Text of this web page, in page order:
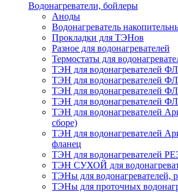
Водонагреватели, бойлеры
Аноды
Водонагреватель
Прокладки для ТЭНов
Разное для водонагревателей
Термостаты для
ТЭН для водонагревателей
ТЭН для водонагревателей
ТЭН для водонагревателей
ТЭН для водонагревателей
ТЭН для водонагревателей
сборе)
ТЭН для водонагревателей
фланец
ТЭН для водонагревателей
ТЭН СУХОЙ для
ТЭНы для водонагревателей,
ТЭНы для проточных